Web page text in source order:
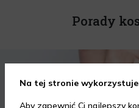
Porady
Na tej stronie
Aby zapewnić Ci najlepszy